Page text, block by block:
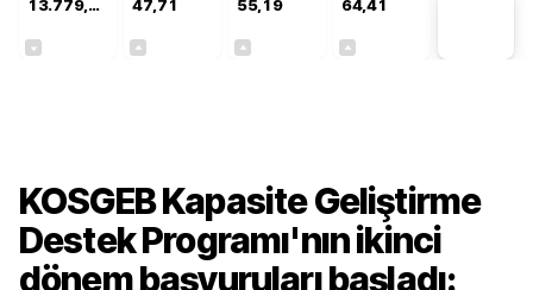
13.779,39 47,71 55,19 64,41
KOSGEB Kapasite Geliştirme
Destek Programı'nın ikinci
dönem başvuruları başladı: